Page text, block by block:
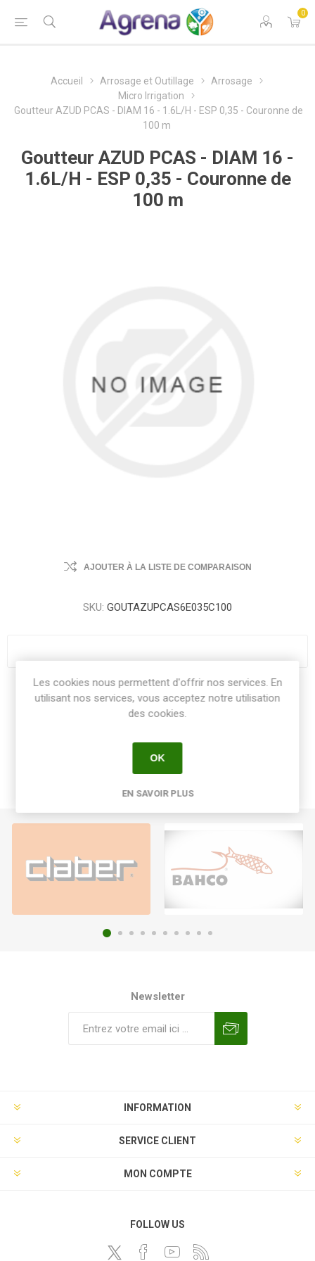
0
Accueil Arrosage et Outillage
Arrosage
Micro Irrigation
Goutteur AZUD PCAS - DIAM 16 - 1.6L/H - ESP 0,35 - Couronne de
100 m
Goutteur AZUD PCAS - DIAM 16 -
1.6L/H - ESP 0,35 - Couronne de
100 m
AJOUTER À LA LISTE DE COMPARAISON
SKU: GOUTAZUPCAS6E035C100
Share:
Newsletter
INFORMATION
SERVICE CLIENT
MON COMPTE
FOLLOW US
Les cookies nous permettent d'offrir nos services. En
utilisant nos services, vous acceptez notre utilisation
des cookies.
OK
EN SAVOIR PLUS